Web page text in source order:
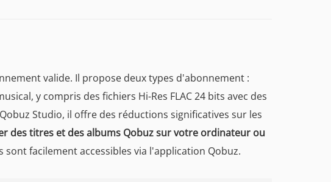
valide. Il propose deux types d'abonnement :
y compris des fichiers Hi-Res FLAC 24 bits avec des
Studio, il offre des réductions significatives sur les
des titres et des albums Qobuz sur votre ordinateur ou
facilement accessibles via l'application Qobuz.